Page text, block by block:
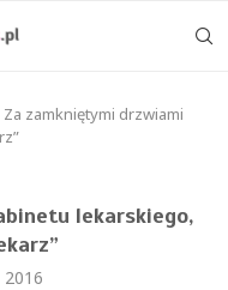
Za zamkniętymi drzwiami
lekarskiego,
2016